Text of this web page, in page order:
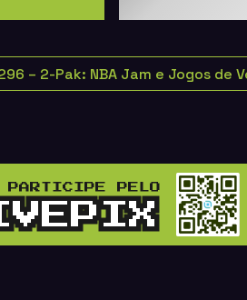
– 2-Pak: NBA Jam e Jogos de